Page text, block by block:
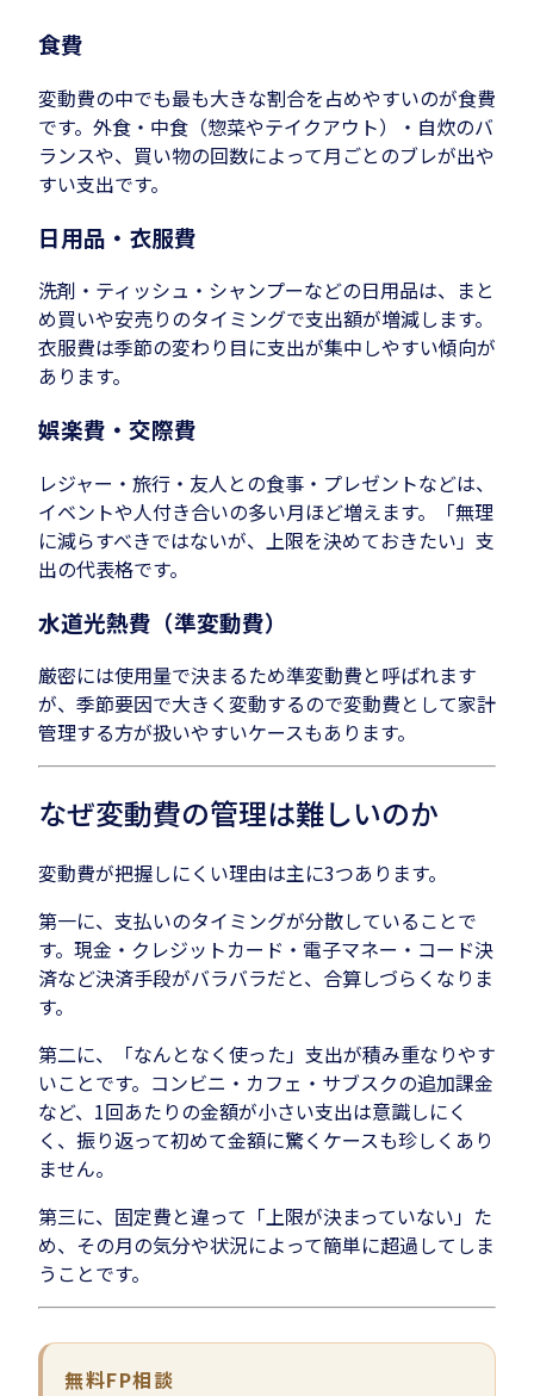
食費
変動費の中でも最も大きな割合を占めやすいのが食費
です。外食・中食（惣菜やテイクアウト）・自炊のバ
ランスや、買い物の回数によって月ごとのブレが出や
すい支出です。
日用品・衣服費
洗剤・ティッシュ・シャンプーなどの日用品は、まと
め買いや安売りのタイミングで支出額が増減します。
衣服費は季節の変わり目に支出が集中しやすい傾向が
あります。
娯楽費・交際費
レジャー・旅行・友人との食事・プレゼントなどは、
イベントや人付き合いの多い月ほど増えます。「無理
に減らすべきではないが、上限を決めておきたい」支
出の代表格です。
水道光熱費（準変動費）
厳密には使用量で決まるため準変動費と呼ばれます
が、季節要因で大きく変動するので変動費として家計
管理する方が扱いやすいケースもあります。
なぜ変動費の管理は難しいのか
変動費が把握しにくい理由は主に3つあります。
第一に、支払いのタイミングが分散していることで
す。現金・クレジットカード・電子マネー・コード決
済など決済手段がバラバラだと、合算しづらくなりま
す。
第二に、「なんとなく使った」支出が積み重なりやす
いことです。コンビニ・カフェ・サブスクの追加課金
など、1回あたりの金額が小さい支出は意識しにく
く、振り返って初めて金額に驚くケースも珍しくあり
ません。
第三に、固定費と違って「上限が決まっていない」た
め、その月の気分や状況によって簡単に超過してしま
うことです。
無料FP相談